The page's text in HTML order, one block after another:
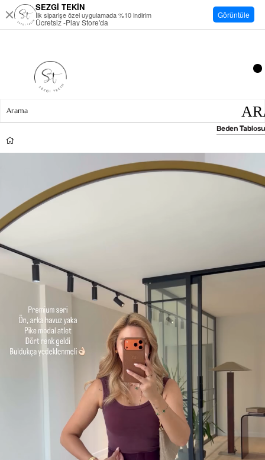
Beden Tablosu
SEZGİ TEKİN
İlk siparişe özel uygulamada %10 indirim
Ücretsiz -Play Store'da
Görüntüle